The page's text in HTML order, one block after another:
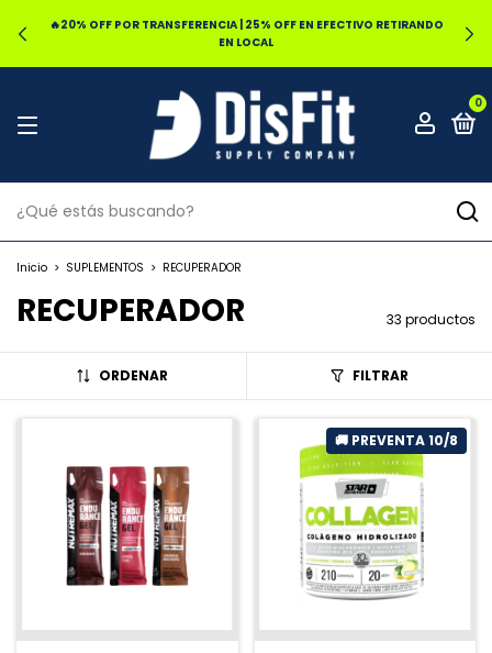
🔥20% OFF POR TRANSFERENCIA | 25% OFF EN EFECTIVO RETIRANDO
EN LOCAL
0
Inicio > SUPLEMENTOS > RECUPERADOR
RECUPERADOR 33 productos
ORDENAR FILTRAR